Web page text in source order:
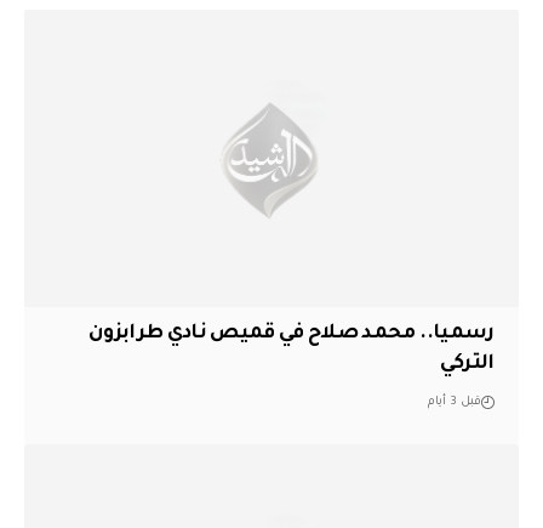
رسميا.. محمد صلاح في قميص نادي طرابزون
التركي
قبل 3 أيام